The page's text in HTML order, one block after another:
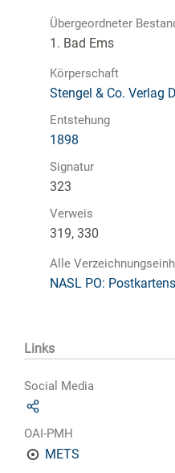
Übergeordneter
1. Bad Ems
Körperschaft
Stengel & Co. Verlag
Entstehung
1898
Signatur
323
Verweis
319, 330
Alle
NASL PO:
Links
Social Media
OAI-PMH
METS